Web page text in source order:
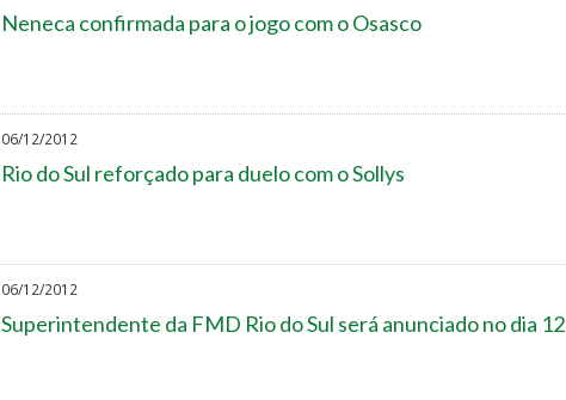
Neneca confirmada para o jogo com o Osasco
06/12/2012
Rio do Sul reforçado para duelo com o Sollys
06/12/2012
Superintendente da FMD Rio do Sul será anunciado no dia 12